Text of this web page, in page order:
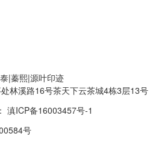
|蓁熙|源叶印迹
林溪路16号茶天下云茶城4栋3层13号
滇ICP备16003457号-1
号